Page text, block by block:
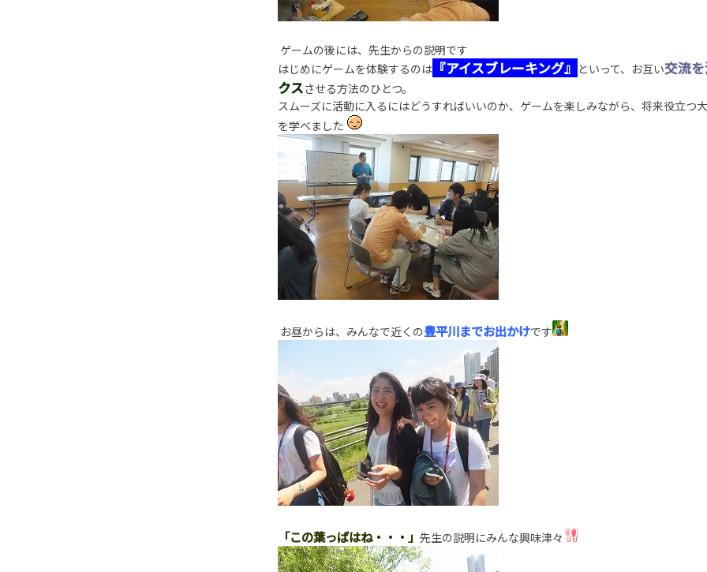
ゲームの後には、先生からの説明です
はじめにゲームを体験するのは 『アイスブレーキング』 といって、お互い交流
クスさせる方法のひとつ。
スムーズに活動に入るにはどうすればいいのか、ゲームを楽しみながら、将来役立つ
を学べました
お昼からは、みんなで近くの豊平川までお出かけです
「この葉っぱはね・・・」 先生の説明にみんな興味津々